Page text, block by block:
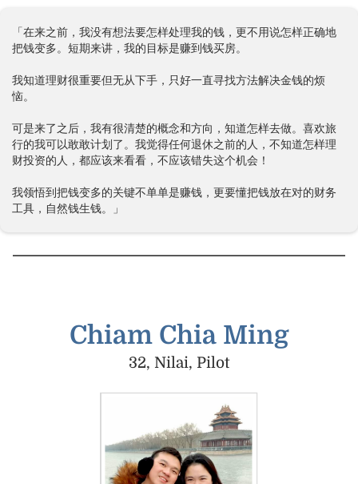
「在来之前，我没有想法要怎样处理我的钱，更不用说怎样正确地
把钱变多。短期来讲，我的目标是赚到钱买房。
我知道理财很重要但无从下手，只好一直寻找方法解决金钱的烦
恼。
可是来了之后，我有很清楚的概念和方向，知道怎样去做。喜欢旅
行的我可以敢敢计划了。我觉得任何退休之前的人，不知道怎样理
财投资的人，都应该来看看，不应该错失这个机会！
我领悟到把钱变多的关键不单单是赚钱，更要懂把钱放在对的财务
工具，自然钱生钱。」
Chiam Chia Ming
32, Nilai, Pilot